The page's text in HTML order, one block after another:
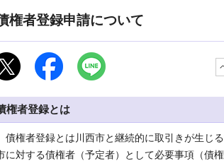
権者登録申請について
権者登録とは
権者登録とは川西市と継続的に取引きが生じ
に対する債権者（予定者）として必要事項（債